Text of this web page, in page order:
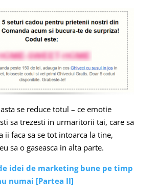
se reduce totul – ce emotie
sa trezesti in urmaritorii tai, care sa
ii faca sa se tot intoarca la tine,
sa o gaseasca in alta parte.
idei de marketing bune pe timp
numai [Partea II]